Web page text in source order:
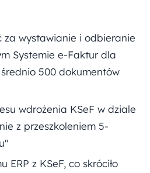
za wystawianie i odbieranie
Systemie e-Faktur dla
500 dokumentów
wdrożenia KSeF w dziale
z przeszkoleniem 5-
z KSeF, co skróciło